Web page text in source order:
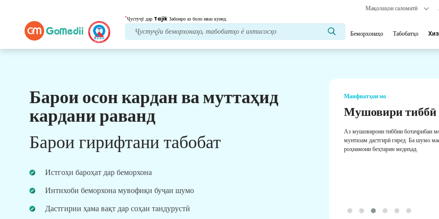
Мақолаҳои саломатӣ
*Ҷустуҷӯ дар Tajik Забонро аз боло иваз кунед.
Беморхонаҳо Табобатҳо
Барои осон кардан ва муттаҳид
кардани раванд
Барои гирифтани табобат
Истгоҳи бароҳат дар беморхона
Интихоби беморхона мувофиқи буҷаи шумо
Дастгирии ҳама вақт дар соҳаи тандурустӣ
Манфиатҳои мо
Пас аз табобат
нигоҳубини пайравӣ
Дастгирии тиббӣ ва беморонро 24x7 бо дастаи
бораи ниёзҳои табобати шумо.
Манфиатҳои мо
Мушовири тиббӣ
Аз мушовирони тиббии ботаҷрибаи
мунтазам дастгирӣ гиред. Ба шумо
роҳнамоии беҳтарин медиҳад.